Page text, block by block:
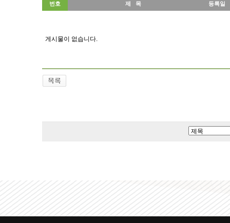
번호 제 목 등록일
게시물이 없습니다.